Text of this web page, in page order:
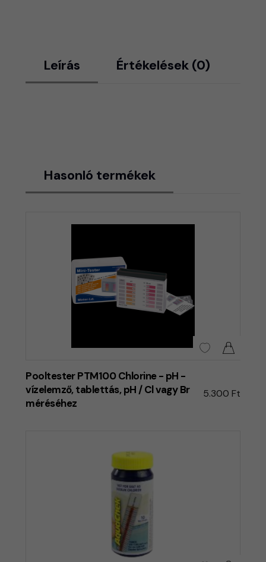
Leírás Értékelések (0)
Hasonló termékek
Pooltester PTM100 Chlorine - pH -
vízelemző, tablettás, pH / Cl vagy Br
méréséhez
5.300 Ft